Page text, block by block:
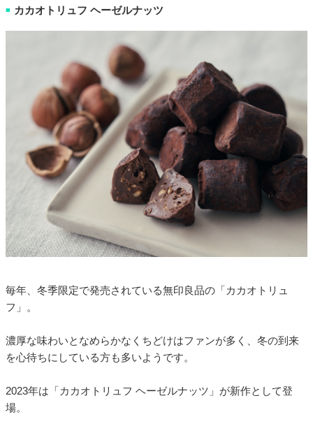
■ カカオトリュフ ヘーゼルナッツ
毎年、冬季限定で発売されている無印良品の「カカオトリュ
フ」。
濃厚な味わいとなめらかなくちどけはファンが多く、冬の到来
を心待ちにしている方も多いようです。
2023年は「カカオトリュフ ヘーゼルナッツ」が新作として登
場。